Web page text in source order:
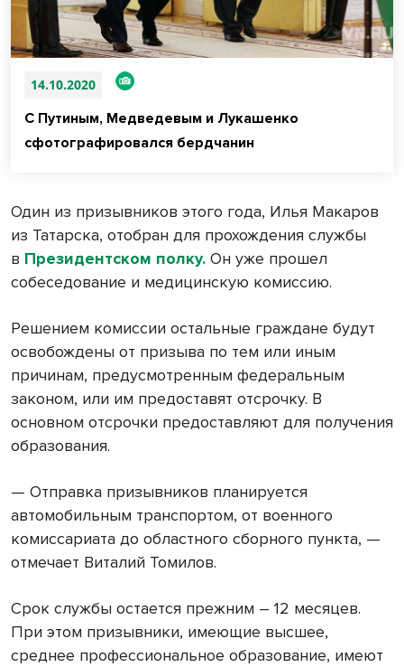
14.10.2020
С Путиным, Медведевым и Лукашенко
сфотографировался бердчанин
Один из призывников этого года, Илья Макаров
из Татарска, отобран для прохождения службы
в Президентском полку. Он уже прошел
собеседование и медицинскую комиссию.
Решением комиссии остальные граждане будут
освобождены от призыва по тем или иным
причинам, предусмотренным федеральным
законом, или им предоставят отсрочку. В
основном отсрочки предоставляют для получения
образования.
— Отправка призывников планируется
автомобильным транспортом, от военного
комиссариата до областного сборного пункта, —
отмечает Виталий Томилов.
Срок службы остается прежним – 12 месяцев.
При этом призывники, имеющие высшее,
среднее профессиональное образование, имеют